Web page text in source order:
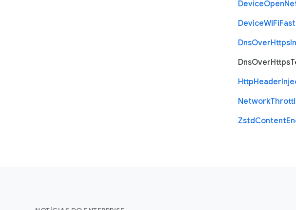
DeviceOpen
DeviceWiFiFast
DnsOverHttps
DnsOverHttps
HttpHeader
Network
ZstdContent